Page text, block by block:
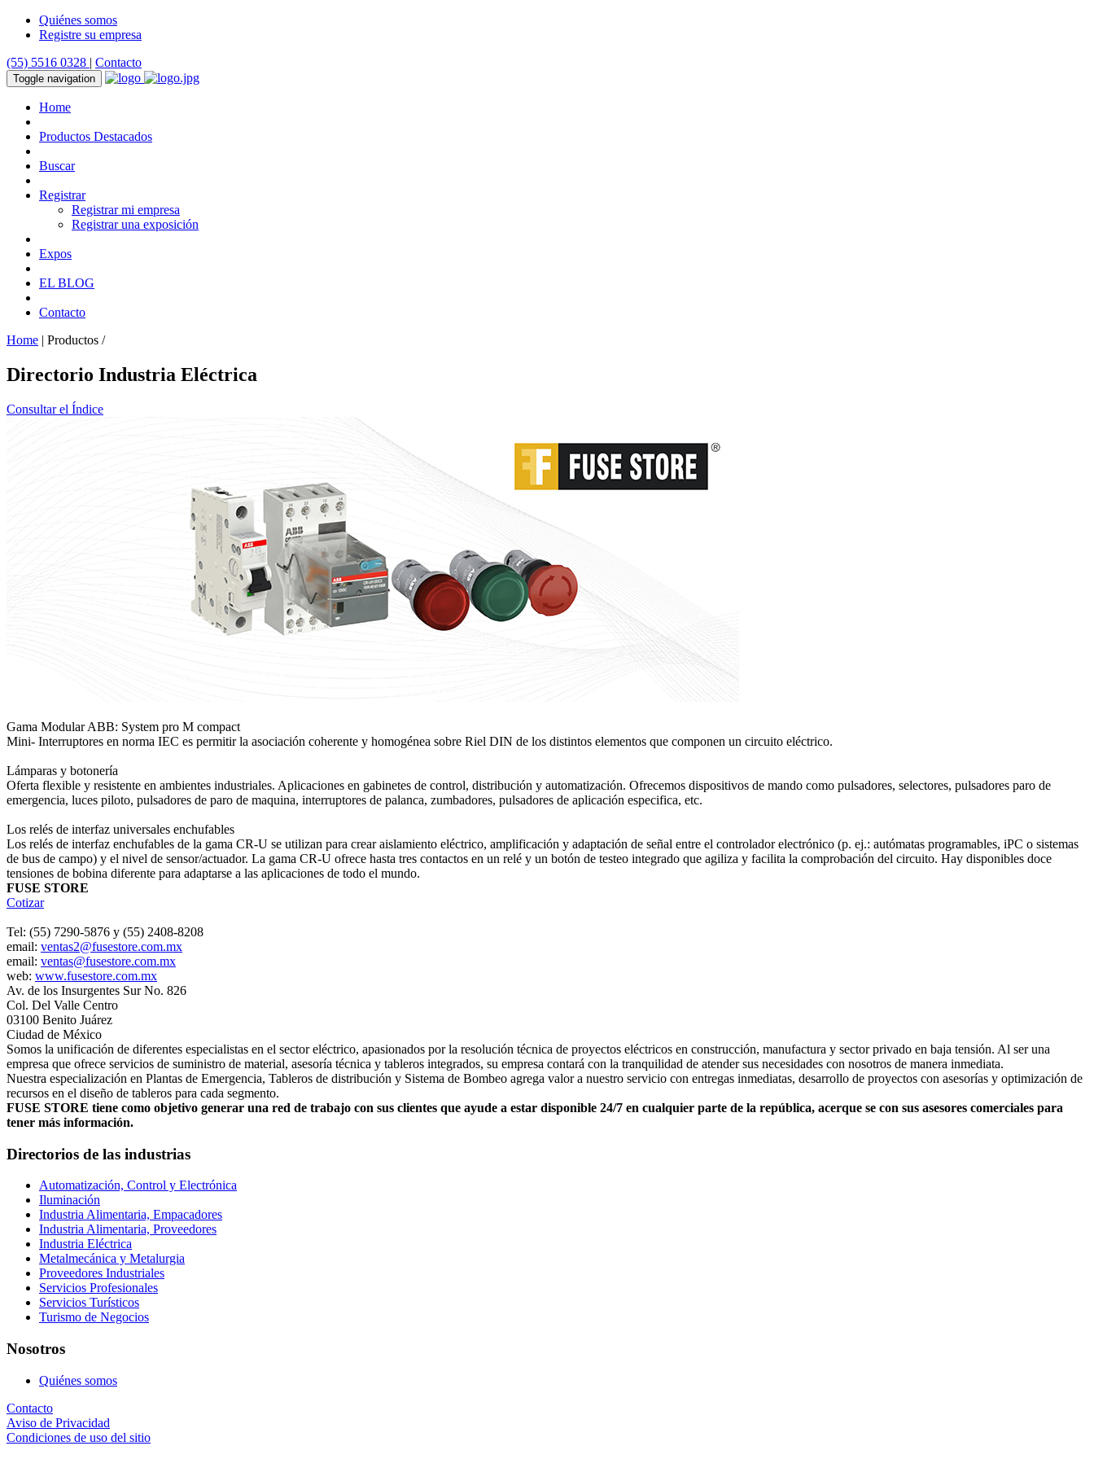
Quiénes somos
Registre su empresa
(55) 5516 0328 | Contacto
Toggle navigation
Home
Productos Destacados
Buscar
Registrar
Registrar mi empresa
Registrar una exposición
Expos
EL BLOG
Contacto
Home | Productos /
Directorio Industria Eléctrica
Consultar el Índice
Gama Modular ABB: System pro M compact
Mini- Interruptores en norma IEC es permitir la asociación coherente y homogénea sobre Riel DIN de los distintos elementos que componen un circuito eléctrico.
Lámparas y botonería
Oferta flexible y resistente en ambientes industriales. Aplicaciones en gabinetes de control, distribución y automatización. Ofrecemos dispositivos de mando como pulsadores, selectores, pulsadores paro de
emergencia, luces piloto, pulsadores de paro de maquina, interruptores de palanca, zumbadores, pulsadores de aplicación especifica, etc.
Los relés de interfaz universales enchufables
Los relés de interfaz enchufables de la gama CR-U se utilizan para crear aislamiento eléctrico, amplificación y adaptación de señal entre el controlador electrónico (p. ej.: autómatas programables, iPC o sistemas
de bus de campo) y el nivel de sensor/actuador. La gama CR-U ofrece hasta tres contactos en un relé y un botón de testeo integrado que agiliza y facilita la comprobación del circuito. Hay disponibles doce
tensiones de bobina diferente para adaptarse a las aplicaciones de todo el mundo.
FUSE STORE
Cotizar
Tel: (55) 7290-5876 y (55) 2408-8208
email: ventas2@fusestore.com.mx
email: ventas@fusestore.com.mx
web: www.fusestore.com.mx
Av. de los Insurgentes Sur No. 826
Col. Del Valle Centro
03100 Benito Juárez
Ciudad de México
Somos la unificación de diferentes especialistas en el sector eléctrico, apasionados por la resolución técnica de proyectos eléctricos en construcción, manufactura y sector privado en baja tensión. Al ser una
empresa que ofrece servicios de suministro de material, asesoría técnica y tableros integrados, su empresa contará con la tranquilidad de atender sus necesidades con nosotros de manera inmediata.
Nuestra especialización en Plantas de Emergencia, Tableros de distribución y Sistema de Bombeo agrega valor a nuestro servicio con entregas inmediatas, desarrollo de proyectos con asesorías y optimización de
recursos en el diseño de tableros para cada segmento.
FUSE STORE tiene como objetivo generar una red de trabajo con sus clientes que ayude a estar disponible 24/7 en cualquier parte de la república, acerque se con sus asesores comerciales para
tener más información.
Directorios de las industrias
Automatización, Control y Electrónica
Iluminación
Industria Alimentaria, Empacadores
Industria Alimentaria, Proveedores
Industria Eléctrica
Metalmecánica y Metalurgia
Proveedores Industriales
Servicios Profesionales
Servicios Turísticos
Turismo de Negocios
Nosotros
Quiénes somos
Contacto
Aviso de Privacidad
Condiciones de uso del sitio